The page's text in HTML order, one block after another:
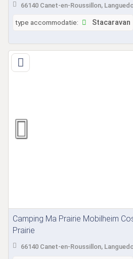
66140 Canet-en-Roussillon,
type accommodatie: Stacaravan
Camping Ma Prairie Mobilheim
Prairie
66140 Canet-en-Roussillon,